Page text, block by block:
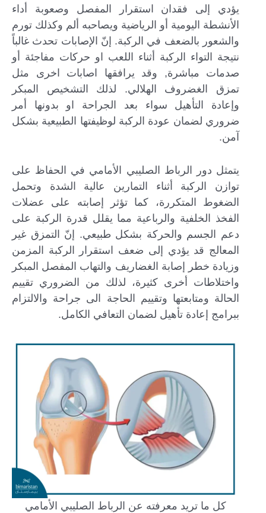
يؤدي إلى فقدان استقرار المفصل وصعوبة أداء
الأنشطة اليومية أو الرياضية ويصاحبه ألم وكذلك تورم
والشعور بالضعف في الركبة. إنّ الإصابات تحدث غالباً
نتيجة التواء الركبة أثناء اللعب او حركات مفاجئة أو
صدمات مباشرة, وقد يرافقها اصابات اخرى مثل
تمزق الغضروف الهلالي. لذلك التشخيص المبكر
وإعادة التأهيل سواء بعد الجراحة او بدونها أمر
ضروري لضمان عودة الركبة لوظيفتها الطبيعية بشكل
آمن.
يتمثل دور الرباط الصليبي الأمامي في الحفاظ على
توازن الركبة أثناء التمارين عالية الشدة وتحمل
الضغوط المتكررة، كما تؤثر إصابته على عضلات
الفخذ الخلفية والرباعية مما يقلل قدرة الركبة على
دعم الجسم والحركة بشكل طبيعي. إنّ التمزق غير
المعالج قد يؤدي إلى ضعف استقرار الركبة المزمن
وزيادة خطر إصابة الغضاريف والتهاب المفصل المبكر
واختلاطات أخرى كثيرة، لذلك من الضروري تقييم
الحالة ومتابعتها وتقييم الحاجة الى جراحة والالتزام
ببرامج إعادة تأهيل لضمان التعافي الكامل.
كل ما تريد معرفته عن الرباط الصليبي الأمامي